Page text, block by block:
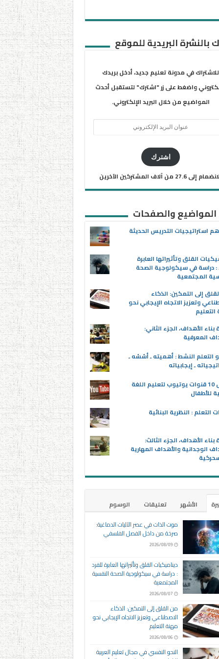
بالنشرة البريدية للموقع
للاشتراك في مدونة تعليم جديد، أدخل بريدك
واضغط على زر "اشترك" لتستقبل أحدث
المواضيع من خلال البريد الإلكتروني.
اشترك
إلى 27.6 من آلاف المشتركين الآخرين
المواضيع والصفحات
استراتيجيات التدريس الحديثة
القلق وتأثيراتها العابرة
: دراسة في سيكولوجية الصحة
المجتمعية
إلى التمكين: الذكاء
وتعزيز الاتجاه الإيجابي نحو
بناء الأهداف، الجزء الثاني:
المعرفية
التعلم النشط : أهميته ـ أسُسُه ـ
ـ إيجابياته
أفضل 10 قنوات يوتيوب لتعليم اللغة
للأطفال
التعلم : النظرية البنائية
بناء الأهداف، الجزء الثالث:
الوجدانية والأهداف المهارية
الأشهر تعليقات
الوسوم
موت الذات في عصر الآليات الدماغية:
صرخة من داخل الفصل الفلسفي
2026/08/09
ديناميكيات القلق وتأثيراتها العابرة للفرد
: دراسة في سيكولوجية الصحة النفسية
المجتمعية
2026/08/07
من القلق إلى التمكين: الذكاء
الاصطناعي وتعزيز الاتجاه الإيجابي نحو
مهنة التعليم
2026/08/06
النحو النفسي في مجال تعليم العربية